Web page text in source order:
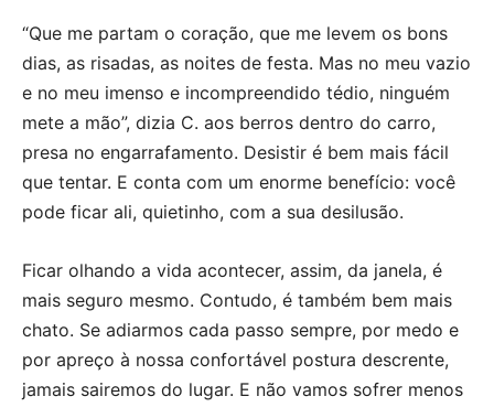
“Que me partam o coração, que me levem os bons
dias, as risadas, as noites de festa. Mas no meu vazio
e no meu imenso e incompreendido tédio, ninguém
mete a mão”, dizia C. aos berros dentro do carro,
presa no engarrafamento. Desistir é bem mais fácil
que tentar. E conta com um enorme benefício: você
pode ficar ali, quietinho, com a sua desilusão.
Ficar olhando a vida acontecer, assim, da janela, é
mais seguro mesmo. Contudo, é também bem mais
chato. Se adiarmos cada passo sempre, por medo e
por apreço à nossa confortável postura descrente,
jamais sairemos do lugar. E não vamos sofrer menos